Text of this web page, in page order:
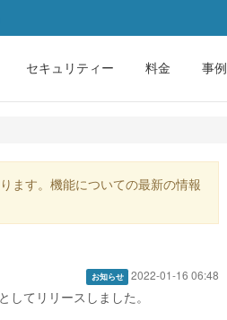
セキュリティー 料金 事例
ます。機能についての最新の情報
お知らせ 2022-01-16 06:48
てリリースしました。